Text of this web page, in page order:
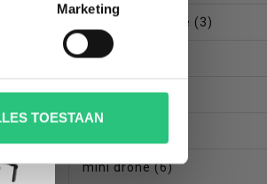
Marketing
TOESTAAN
inklapbare drone (3)
mavic 2 pro
mavic mini(5)
mini drone(6)